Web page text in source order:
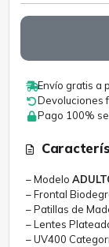
Envío gratis a
Devoluciones
Pago 100%
– Modelo
– Frontal
– Patillas de
– Lentes
– UV400